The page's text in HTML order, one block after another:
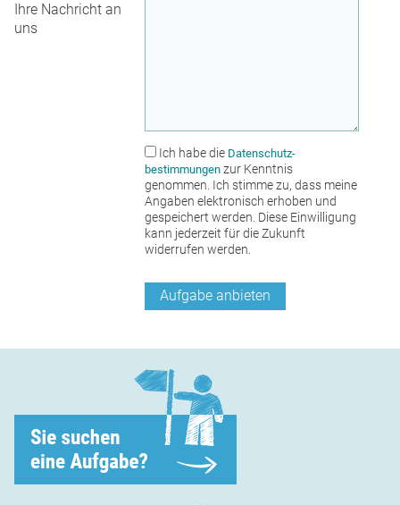
Ihre Nachricht an
uns
Ich habe die Datenschutz­
bestimmungenzur Kenntnis
genommen. Ich stimme zu, dass meine
Angaben elektronisch erhoben und
gespeichert werden. Diese Einwilligung
kann jederzeit für die Zukunft
widerrufen werden.